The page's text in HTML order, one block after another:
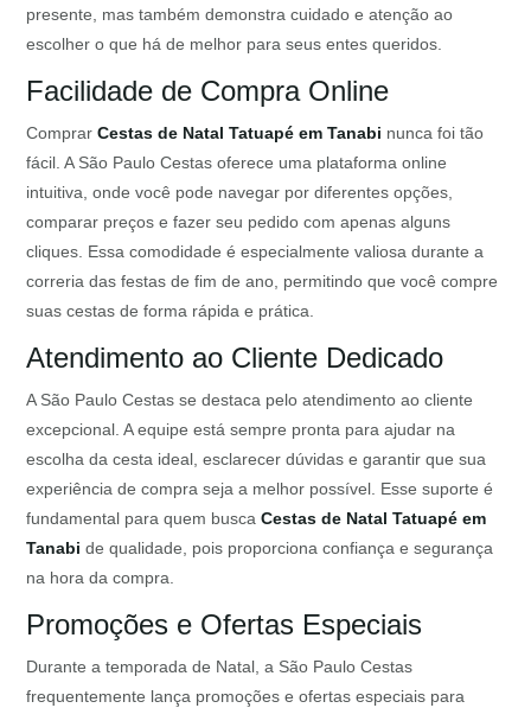
presente, mas também demonstra cuidado e atenção ao
escolher o que há de melhor para seus entes queridos.
Facilidade de Compra Online
ComprarCestas de Natal Tatuapé em Tanabi nunca foi tão
fácil. A São Paulo Cestas oferece uma plataforma online
intuitiva, onde você pode navegar por diferentes opções,
comparar preços e fazer seu pedido com apenas alguns
cliques. Essa comodidade é especialmente valiosa durante a
correria das festas de fim de ano, permitindo que você compre
suas cestas de forma rápida e prática.
Atendimento ao Cliente Dedicado
A São Paulo Cestas se destaca pelo atendimento ao cliente
excepcional. A equipe está sempre pronta para ajudar na
escolha da cesta ideal, esclarecer dúvidas e garantir que sua
experiência de compra seja a melhor possível. Esse suporte é
fundamental para quem buscaCestas de Natal Tatuapé em
Tanabi de qualidade, pois proporciona confiança e segurança
na hora da compra.
Promoções e Ofertas Especiais
Durante a temporada de Natal, a São Paulo Cestas
frequentemente lança promoções e ofertas especiais para